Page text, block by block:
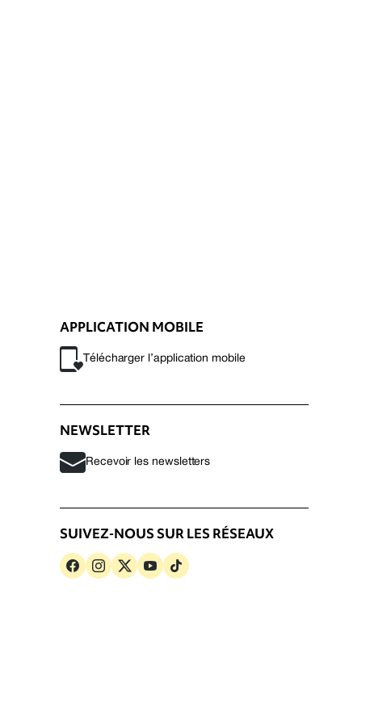
APPLICATION MOBILE
Télécharger l’application mobile
NEWSLETTER
Recevoir les newsletters
SUIVEZ-NOUS SUR LES RÉSEAUX